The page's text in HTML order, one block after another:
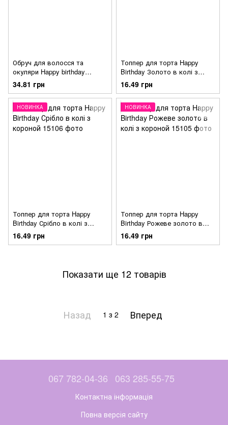
Обруч для волосся та
окуляри Happy birthday
срібло
34.81 грн
Топпер для торта Happy
Birthday Золото в колі з
короной
16.49 грн
НОВИНКА
Топпер для торта Happy
Birthday Срібло в колі з
короной
16.49 грн
НОВИНКА
Топпер для торта Happy
Birthday Рожеве золото в
колі з короной
16.49 грн
Показати ще 12 товарів
Назад 1 з 2 Вперед
067 782-04-36 063 285-55-75
Контактна інформація
Повна версія сайту